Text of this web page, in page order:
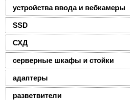
устройства ввода и вебкамеры
SSD
СХД
серверные шкафы и стойки
адаптеры
разветвители